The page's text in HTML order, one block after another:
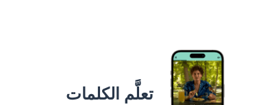
تعلَّم الكلمات